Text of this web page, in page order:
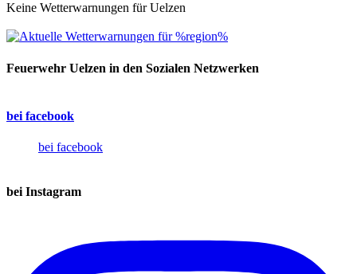
Keine Wetterwarnungen für Uelzen
Feuerwehr Uelzen in den Sozialen Netzwerken
bei facebook
bei facebook
bei Instagram